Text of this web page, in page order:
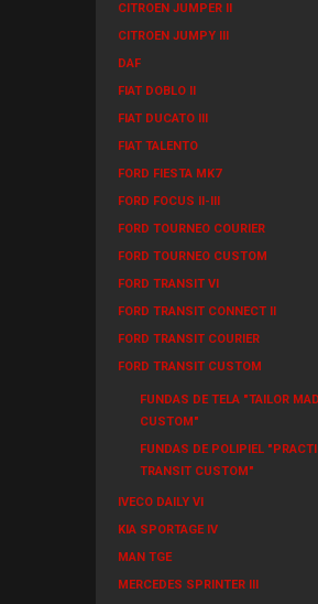
CITROEN JUMPER II
CITROEN JUMPY III
DAF
FIAT DOBLO II
FIAT DUCATO III
FIAT TALENTO
FORD FIESTA MK7
FORD FOCUS II-III
FORD TOURNEO COURIER
FORD TOURNEO CUSTOM
FORD TRANSIT VI
FORD TRANSIT CONNECT II
FORD TRANSIT COURIER
FORD TRANSIT CUSTOM
FUNDAS DE TELA "TAILOR
CUSTOM"
FUNDAS DE POLIPIEL
TRANSIT CUSTOM"
IVECO DAILY VI
KIA SPORTAGE IV
MAN TGE
MERCEDES SPRINTER III